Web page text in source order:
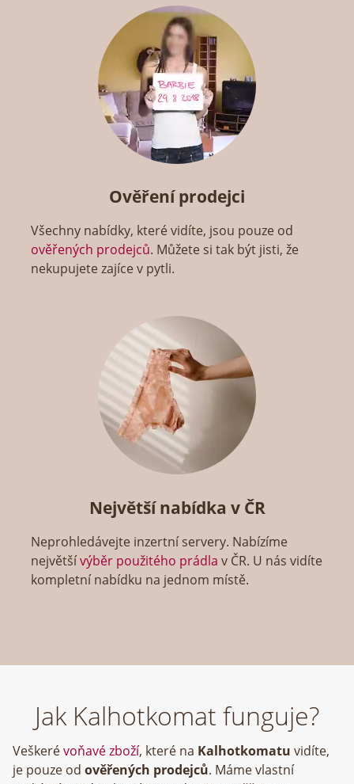
Ověření prodejci
Všechny nabídky, které vidíte, jsou pouze od
ověřených prodejců. Můžete si tak být jisti, že
nekupujete zajíce v pytli.
Největší nabídka v ČR
Neprohledávejte inzertní servery. Nabízíme
největšívýběr použitého prádla v ČR. U nás vidíte
kompletní nabídku na jednom místě.
Jak Kalhotkomat funguje?
Veškerévoňavé zboží, které na Kalhotkomatu vidíte,
je pouze od ověřených prodejců. Máme vlastní